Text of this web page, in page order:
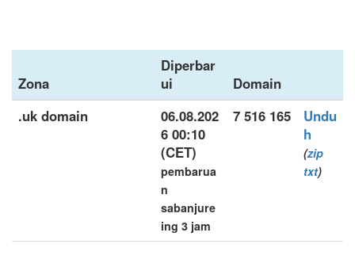
Zona
Diperbar
ui
Domain
.uk domain
06.08.202
6 00:10
(CET)
pembarua
n
sabanjure
ing 3 jam
7 516 165
Undu
h
(zip
txt)